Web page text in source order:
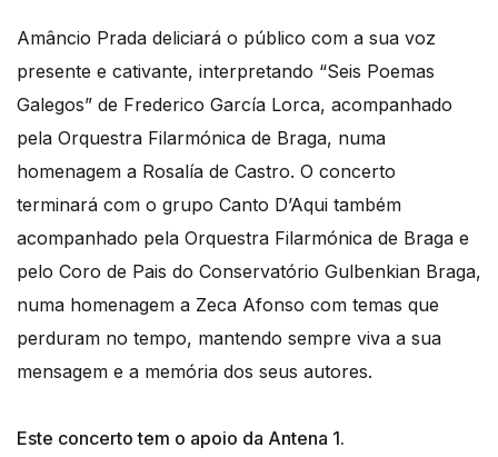
Amâncio Prada deliciará o público com a sua voz
presente e cativante, interpretando “Seis Poemas
Galegos” de Frederico García Lorca, acompanhado
pela Orquestra Filarmónica de Braga, numa
homenagem a Rosalía de Castro. O concerto
terminará com o grupo Canto D’Aqui também
acompanhado pela Orquestra Filarmónica de Braga e
pelo Coro de Pais do Conservatório Gulbenkian Braga,
numa homenagem a Zeca Afonso com temas que
perduram no tempo, mantendo sempre viva a sua
mensagem e a memória dos seus autores.
Este concerto tem o apoio da Antena 1.